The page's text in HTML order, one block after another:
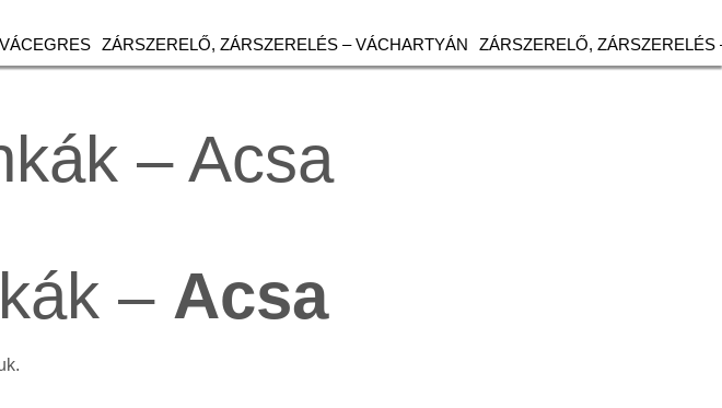
ZÁRSZERELŐ, ZÁRSZERELÉS – VÁCHARTYÁN ZÁRSZERELŐ, ZÁRSZERELÉS
– Acsa
– Acsa